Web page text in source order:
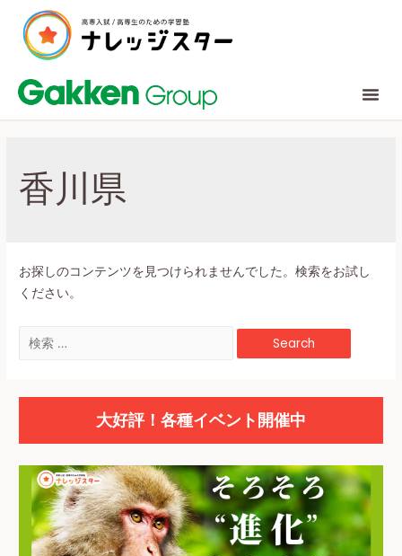
香川県
お探しのコンテンツを見つけられませんでした。検索をお試し
ください。
大好評！各種イベント開催中